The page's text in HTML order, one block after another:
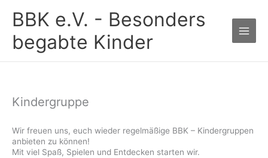
Inhalt
springen
BBK e.V. - Besonders
begabte Kinder
Kindergruppe
Wir freuen uns, euch wieder regelmäßige BBK – Kindergruppen
anbieten zu können!
Mit viel Spaß, Spielen und Entdecken starten wir.